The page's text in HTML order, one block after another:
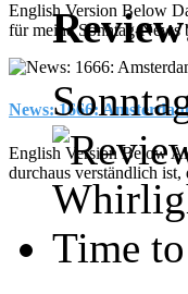
English Version Below
für meine Sonntag-News
News: 1666: Amsterdam
English Version Below
durchaus verständlich